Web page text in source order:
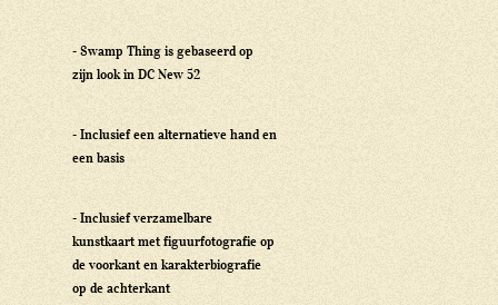
- Swamp Thing is gebaseerd op
zijn look in DC New 52
- Inclusief een alternatieve hand en
een basis
- Inclusief verzamelbare
kunstkaart met figuurfotografie op
de voorkant en karakterbiografie
op de achterkant